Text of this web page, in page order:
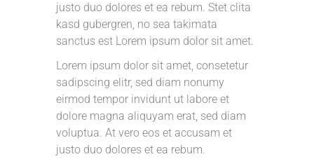
justo duo dolores et ea rebum. Stet clita
kasd gubergren, no sea takimata
sanctus est Lorem ipsum dolor sit amet.
Lorem ipsum dolor sit amet, consetetur
sadipscing elitr, sed diam nonumy
eirmod tempor invidunt ut labore et
dolore magna aliquyam erat, sed diam
voluptua. At vero eos et accusam et
justo duo dolores et ea rebum.